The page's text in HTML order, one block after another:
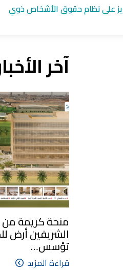
على نظام حقوق الأشخاص ذوي
آخر
منحة كريمة من
الشريفين أرض
تؤسس…
قراءة المزيد